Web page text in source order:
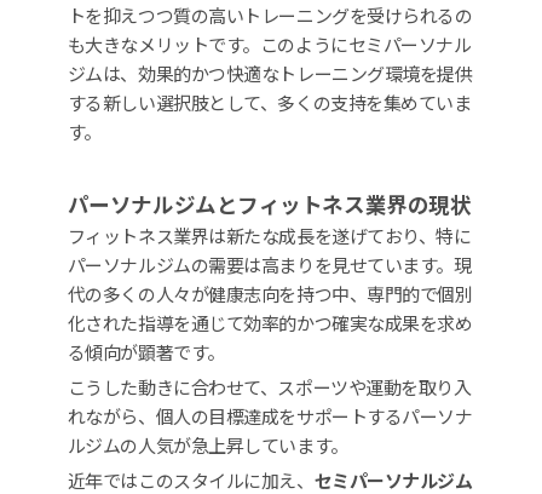
トを抑えつつ質の高いトレーニングを受けられるの
も大きなメリットです。このようにセミパーソナル
ジムは、効果的かつ快適なトレーニング環境を提供
する新しい選択肢として、多くの支持を集めていま
す。
パーソナルジムとフィットネス業界の現状
フィットネス業界は新たな成長を遂げており、特に
パーソナルジムの需要は高まりを見せています。現
代の多くの人々が健康志向を持つ中、専門的で個別
化された指導を通じて効率的かつ確実な成果を求め
る傾向が顕著です。
こうした動きに合わせて、スポーツや運動を取り入
れながら、個人の目標達成をサポートするパーソナ
ルジムの人気が急上昇しています。
近年ではこのスタイルに加え、 セミパーソナルジム